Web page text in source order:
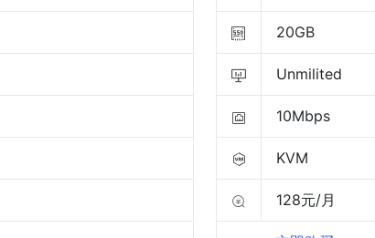
20GB
Unmilited
10Mbps
KVM
128元/月